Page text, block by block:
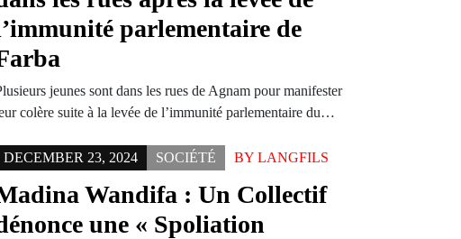
parlementaire de
jeunes sont dans les rues de Agnam pour manifester
colère suite à la levée de l’immunité parlementaire du…
DECEMBER 23, 2024 SOCIÉTÉ BY LANGFILS
Wandifa : Un Collectif
une « Spoliation